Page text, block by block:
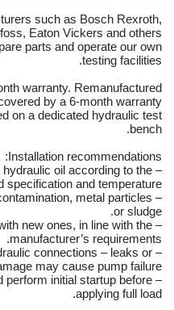
such as Bosch Rexroth,
Eaton Vickers and others.
parts and operate our own
testing facilities.
warranty. Remanufactured
by a 6-month warranty.
on a dedicated hydraulic test
bench.
Installation recommendations:
hydraulic oil according to the
specification and temperature.
metal particles
or sludge.
new ones, in line with the
manufacturer’s requirements.
connections – leaks or
may cause pump failure.
perform initial startup before
applying full load.